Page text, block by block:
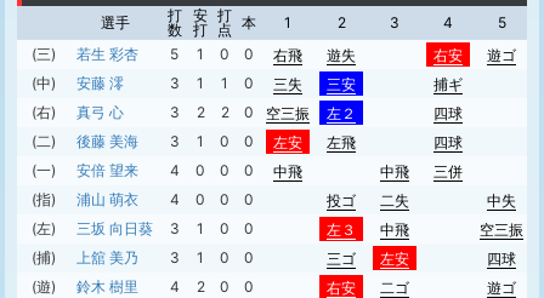
選手
打
数
安
打
打
点 本 1 2 3 4
5
(三)
若生 彩杏 5 1 0 0 右飛 遊失 右安
遊ゴ
(中)
安藤 澪 3 1 1 0 三失 三安 捕ギ
(右)
真弓 心 3 2 2 0 空三振 左２ 四球
(二)
後藤 美海 3 1 0 0 左安 左飛 四球
(一)
安倍 望来 4 0 0 0 中飛 中飛 三併
(指)
浦山 萌衣 4 0 0 0 投ゴ 二失
中失
(左)
三坂 向日葵 3 1 0 0 左３ 中飛
空三振
(捕)
上舘 美乃 3 1 0 0 三ゴ 左安
四球
(遊)
鈴木 樹里 4 2 0 0 右安 二ゴ
遊ゴ